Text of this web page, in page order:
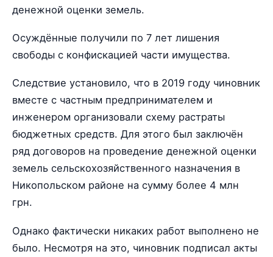
денежной оценки земель.
Осуждённые получили по 7 лет лишения
свободы с конфискацией части имущества.
Следствие установило, что в 2019 году чиновник
вместе с частным предпринимателем и
инженером организовали схему растраты
бюджетных средств. Для этого был заключён
ряд договоров на проведение денежной оценки
земель сельскохозяйственного назначения в
Никопольском районе на сумму более 4 млн
грн.
Однако фактически никаких работ выполнено не
было. Несмотря на это, чиновник подписал акты